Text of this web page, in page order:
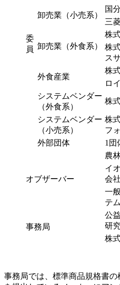
委
員
卸売業（小売系）
国
三
卸売業（外食系）
株
株
ス
外食産業
株
ロ
システムベンダー
（外食系）
株
システムベンダー
（小売系）
株
フ
外部団体
1団
オブザーバー
農
イ
会社
一
テ
事務局
公
研
株
事務局では、標準商品規格書